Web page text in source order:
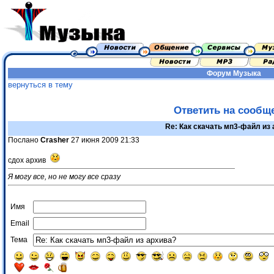
Форум Музыка
вернуться в тему
Ответить на
Re: Как скачать мп3-файл из
Послано Crasher 27 июня 2009 21:33
сдох архив
Я могу все, но не могу все сразу
Имя
Email
Тема